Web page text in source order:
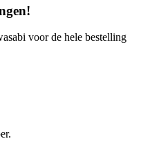
voor de hele bestelling